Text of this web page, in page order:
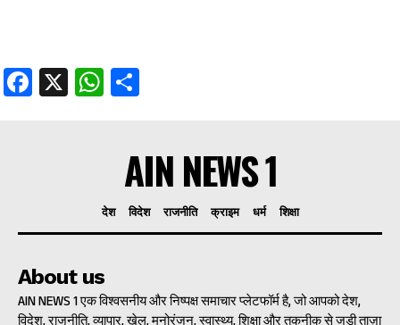
Facebook
X WhatsApp
AIN NEWS 1
देश विदेश राजनीति क्राइम धर्म शिक्षा
About us
AIN NEWS 1 एक विश्वसनीय और निष्पक्ष समाचार प्लेटफॉर्म है, जो आपको देश,